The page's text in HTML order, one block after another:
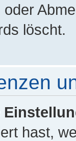
löscht.
hast,